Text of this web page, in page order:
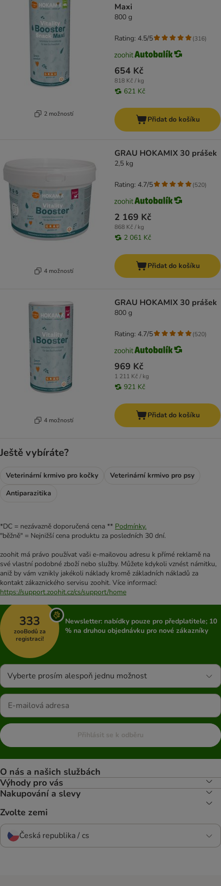
2 možností
Maxi
800 g
654 Kč
818 Kč / kg
621 Kč
Rating: 4.5/5 (316)
Přidat do košíku
4 možností
GRAU HOKAMIX 30 prášek
2,5 kg
2 169 Kč
868 Kč / kg
2 061 Kč
Rating: 4.7/5 (520)
Přidat do košíku
4 možností
GRAU HOKAMIX 30 prášek
800 g
969 Kč
1 211 Kč / kg
921 Kč
Rating: 4.7/5 (520)
Přidat do košíku
Ještě vybíráte?
Veterinární krmivo pro kočky
Veterinární krmivo pro psy
Antiparazitika
*DC = nezávazně doporučená cena ** Podmínky.
"běžně" = Nejnižší cena produktu za posledních 30 dní.
zoohit má právo používat vaši e-mailovou adresu k přímé reklamě na
své vlastní podobné zboží nebo služby. Můžete kdykoli vznést námitku,
aniž by vám vznikly jakékoli náklady kromě základních nákladů za
kontakt zákaznického servisu zoohit. Více informací:
https://support.zoohit.cz/cs/support/home
333
zooBodů za
registraci!
Newsletter: nabídky pouze pro předplatitele; 10
% na druhou objednávku pro nové zákazníky
Vyberte prosím alespoň jednu možnost
Přihlásit se k odběru
O nás a našich službách
Výhody pro vás
Nakupování a slevy
Zvolte zemi
Česká republika / cs